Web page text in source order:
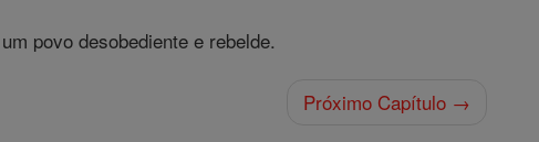
povo desobediente e rebelde.
Próximo Capítulo →